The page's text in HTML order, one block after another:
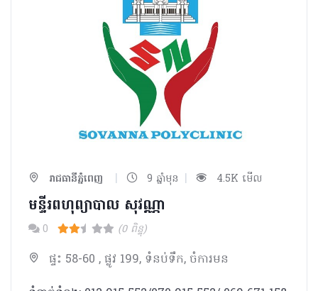
រាជធានីភ្នំពេញ | 9 ឆ្នាំមុន | 4.5K មើល
មន្ទីរពហុព្យាបាល​ សុវណ្ណា
0 (0 ពិន្ទុ)
ផ្ទះ 58-60 , ផ្លូវ 199, ទំនប់ទឹក, ចំការមន